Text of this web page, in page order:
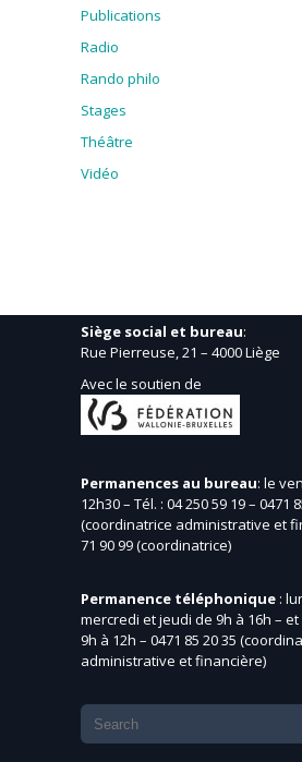
Publications
Radio
Rando philo
Stages
Théâtre
Vidéo
Siège social et bureau:
Rue Pierreuse, 21 – 4000 Liège
Avec le soutien de
Permanences au bureau: le
12h30 – Tél. : 04 250 59 19 – 0471
(coordinatrice administrative et
71 90 99 (coordinatrice)
Permanence téléphonique :
mercredi et jeudi de 9h à 16h –
9h à 12h – 0471 85 20 35
administrative et financière)